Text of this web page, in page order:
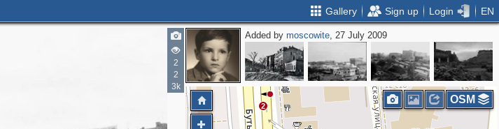
Gallery Sign up Login EN
2
2
3k
Added bymoscowite, 27 July 2009
2
OSM